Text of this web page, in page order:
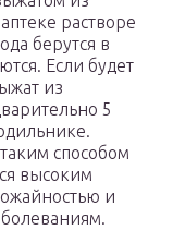
растворе
берутся в
Если будет
из
5
способом
высоким
и